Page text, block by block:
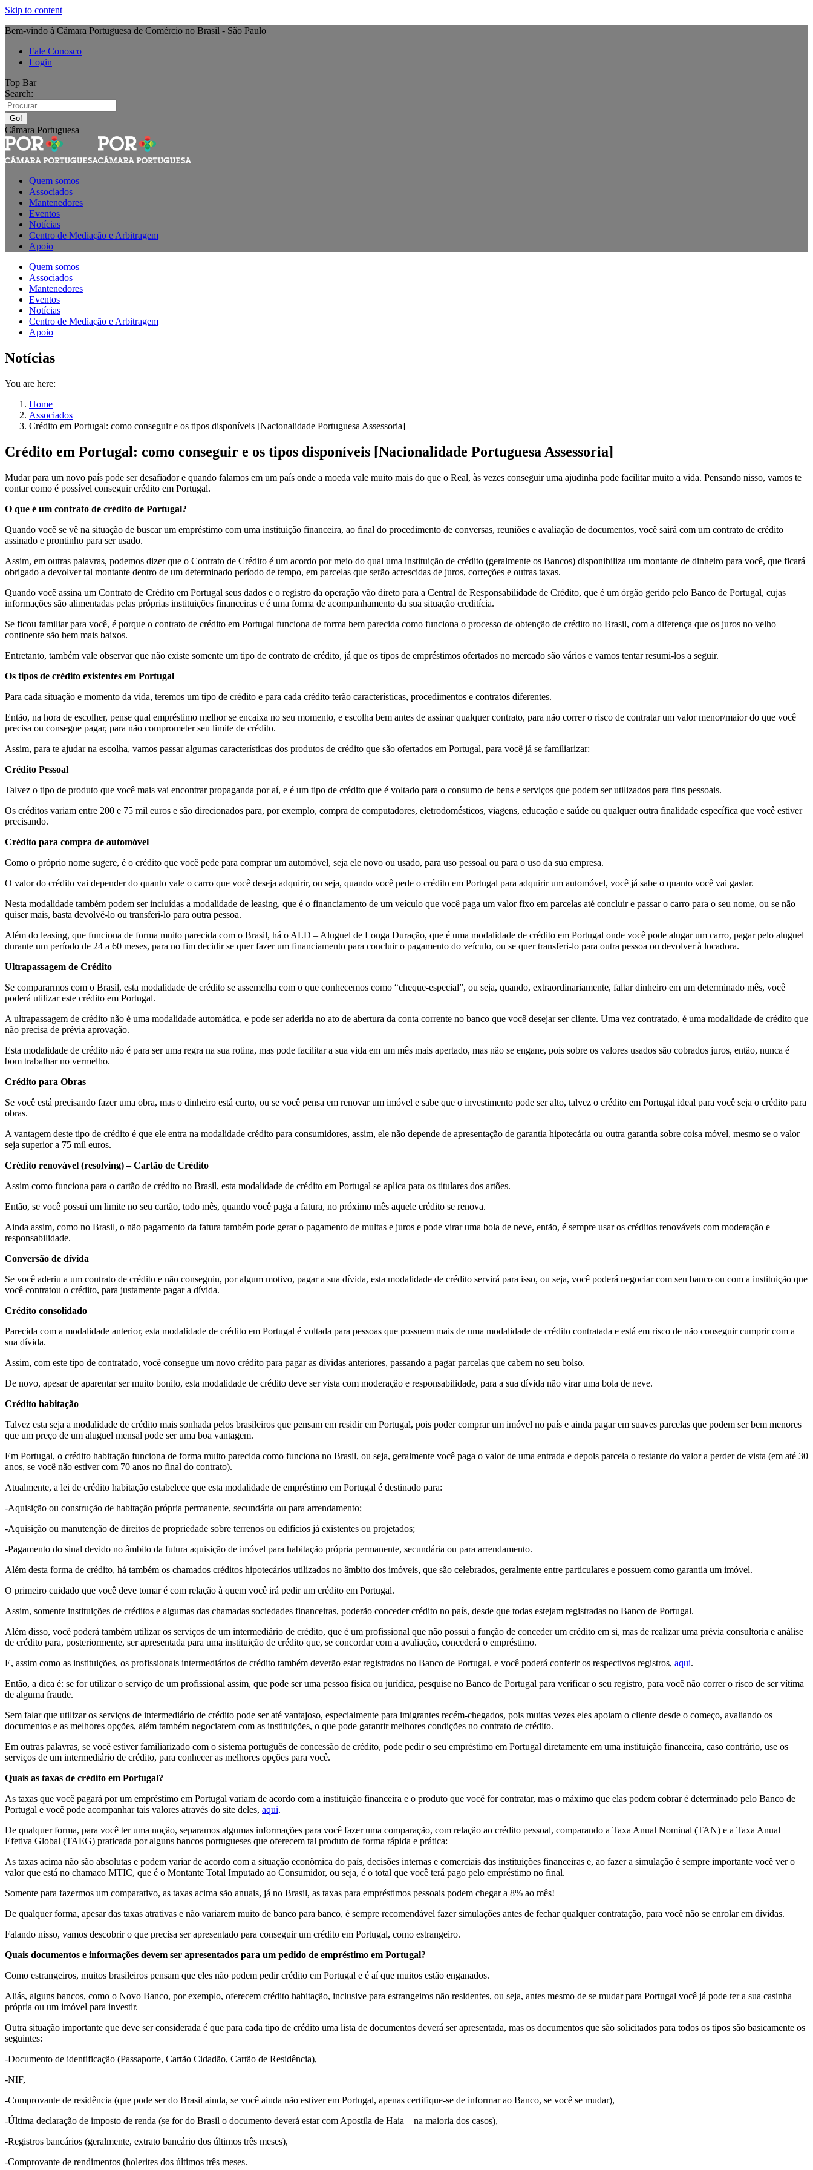
Skip to content
Bem-vindo à Câmara Portuguesa de Comércio no Brasil - São Paulo
Fale Conosco
Login
Top Bar
Search:
Câmara Portuguesa
Quem somos
Associados
Mantenedores
Eventos
Notícias
Centro de Mediação e Arbitragem
Apoio
Quem somos
Associados
Mantenedores
Eventos
Notícias
Centro de Mediação e Arbitragem
Apoio
Notícias
You are here:
Home
Associados
Crédito em Portugal: como conseguir e os tipos disponíveis [Nacionalidade Portuguesa Assessoria]
Crédito em Portugal: como conseguir e os tipos disponíveis [Nacionalidade Portuguesa Assessoria]
Mudar para um novo país pode ser desafiador e quando falamos em um país onde a moeda vale muito mais do que o Real, às vezes conseguir uma ajudinha pode facilitar muito a vida. Pensando nisso, vamos te
contar como é possível conseguir crédito em Portugal.
O que é um contrato de crédito de Portugal?
Quando você se vê na situação de buscar um empréstimo com uma instituição financeira, ao final do procedimento de conversas, reuniões e avaliação de documentos, você sairá com um contrato de crédito
assinado e prontinho para ser usado.
Assim, em outras palavras, podemos dizer que o Contrato de Crédito é um acordo por meio do qual uma instituição de crédito (geralmente os Bancos) disponibiliza um montante de dinheiro para você, que ficará
obrigado a devolver tal montante dentro de um determinado período de tempo, em parcelas que serão acrescidas de juros, correções e outras taxas.
Quando você assina um Contrato de Crédito em Portugal seus dados e o registro da operação vão direto para a Central de Responsabilidade de Crédito, que é um órgão gerido pelo Banco de Portugal, cujas
informações são alimentadas pelas próprias instituições financeiras e é uma forma de acompanhamento da sua situação creditícia.
Se ficou familiar para você, é porque o contrato de crédito em Portugal funciona de forma bem parecida como funciona o processo de obtenção de crédito no Brasil, com a diferença que os juros no velho
continente são bem mais baixos.
Entretanto, também vale observar que não existe somente um tipo de contrato de crédito, já que os tipos de empréstimos ofertados no mercado são vários e vamos tentar resumi-los a seguir.
Os tipos de crédito existentes em Portugal
Para cada situação e momento da vida, teremos um tipo de crédito e para cada crédito terão características, procedimentos e contratos diferentes.
Então, na hora de escolher, pense qual empréstimo melhor se encaixa no seu momento, e escolha bem antes de assinar qualquer contrato, para não correr o risco de contratar um valor menor/maior do que você
precisa ou consegue pagar, para não comprometer seu limite de crédito.
Assim, para te ajudar na escolha, vamos passar algumas características dos produtos de crédito que são ofertados em Portugal, para você já se familiarizar:
Crédito Pessoal
Talvez o tipo de produto que você mais vai encontrar propaganda por aí, e é um tipo de crédito que é voltado para o consumo de bens e serviços que podem ser utilizados para fins pessoais.
Os créditos variam entre 200 e 75 mil euros e são direcionados para, por exemplo, compra de computadores, eletrodomésticos, viagens, educação e saúde ou qualquer outra finalidade específica que você estiver
precisando.
Crédito para compra de automóvel
Como o próprio nome sugere, é o crédito que você pede para comprar um automóvel, seja ele novo ou usado, para uso pessoal ou para o uso da sua empresa.
O valor do crédito vai depender do quanto vale o carro que você deseja adquirir, ou seja, quando você pede o crédito em Portugal para adquirir um automóvel, você já sabe o quanto você vai gastar.
Nesta modalidade também podem ser incluídas a modalidade de leasing, que é o financiamento de um veículo que você paga um valor fixo em parcelas até concluir e passar o carro para o seu nome, ou se não
quiser mais, basta devolvê-lo ou transferi-lo para outra pessoa.
Além do leasing, que funciona de forma muito parecida com o Brasil, há o ALD – Aluguel de Longa Duração, que é uma modalidade de crédito em Portugal onde você pode alugar um carro, pagar pelo aluguel
durante um período de 24 a 60 meses, para no fim decidir se quer fazer um financiamento para concluir o pagamento do veículo, ou se quer transferi-lo para outra pessoa ou devolver à locadora.
Ultrapassagem de Crédito
Se compararmos com o Brasil, esta modalidade de crédito se assemelha com o que conhecemos como “cheque-especial”, ou seja, quando, extraordinariamente, faltar dinheiro em um determinado mês, você
poderá utilizar este crédito em Portugal.
A ultrapassagem de crédito não é uma modalidade automática, e pode ser aderida no ato de abertura da conta corrente no banco que você desejar ser cliente. Uma vez contratado, é uma modalidade de crédito que
não precisa de prévia aprovação.
Esta modalidade de crédito não é para ser uma regra na sua rotina, mas pode facilitar a sua vida em um mês mais apertado, mas não se engane, pois sobre os valores usados são cobrados juros, então, nunca é
bom trabalhar no vermelho.
Crédito para Obras
Se você está precisando fazer uma obra, mas o dinheiro está curto, ou se você pensa em renovar um imóvel e sabe que o investimento pode ser alto, talvez o crédito em Portugal ideal para você seja o crédito para
obras.
A vantagem deste tipo de crédito é que ele entra na modalidade crédito para consumidores, assim, ele não depende de apresentação de garantia hipotecária ou outra garantia sobre coisa móvel, mesmo se o valor
seja superior a 75 mil euros.
Crédito renovável (resolving) – Cartão de Crédito
Assim como funciona para o cartão de crédito no Brasil, esta modalidade de crédito em Portugal se aplica para os titulares dos artões.
Então, se você possui um limite no seu cartão, todo mês, quando você paga a fatura, no próximo mês aquele crédito se renova.
Ainda assim, como no Brasil, o não pagamento da fatura também pode gerar o pagamento de multas e juros e pode virar uma bola de neve, então, é sempre usar os créditos renováveis com moderação e
responsabilidade.
Conversão de dívida
Se você aderiu a um contrato de crédito e não conseguiu, por algum motivo, pagar a sua dívida, esta modalidade de crédito servirá para isso, ou seja, você poderá negociar com seu banco ou com a instituição que
você contratou o crédito, para justamente pagar a dívida.
Crédito consolidado
Parecida com a modalidade anterior, esta modalidade de crédito em Portugal é voltada para pessoas que possuem mais de uma modalidade de crédito contratada e está em risco de não conseguir cumprir com a
sua dívida.
Assim, com este tipo de contratado, você consegue um novo crédito para pagar as dívidas anteriores, passando a pagar parcelas que cabem no seu bolso.
De novo, apesar de aparentar ser muito bonito, esta modalidade de crédito deve ser vista com moderação e responsabilidade, para a sua dívida não virar uma bola de neve.
Crédito habitação
Talvez esta seja a modalidade de crédito mais sonhada pelos brasileiros que pensam em residir em Portugal, pois poder comprar um imóvel no país e ainda pagar em suaves parcelas que podem ser bem menores
que um preço de um aluguel mensal pode ser uma boa vantagem.
Em Portugal, o crédito habitação funciona de forma muito parecida como funciona no Brasil, ou seja, geralmente você paga o valor de uma entrada e depois parcela o restante do valor a perder de vista (em até 30
anos, se você não estiver com 70 anos no final do contrato).
Atualmente, a lei de crédito habitação estabelece que esta modalidade de empréstimo em Portugal é destinado para:
-Aquisição ou construção de habitação própria permanente, secundária ou para arrendamento;
-Aquisição ou manutenção de direitos de propriedade sobre terrenos ou edifícios já existentes ou projetados;
-Pagamento do sinal devido no âmbito da futura aquisição de imóvel para habitação própria permanente, secundária ou para arrendamento.
Além desta forma de crédito, há também os chamados créditos hipotecários utilizados no âmbito dos imóveis, que são celebrados, geralmente entre particulares e possuem como garantia um imóvel.
O primeiro cuidado que você deve tomar é com relação à quem você irá pedir um crédito em Portugal.
Assim, somente instituições de créditos e algumas das chamadas sociedades financeiras, poderão conceder crédito no país, desde que todas estejam registradas no Banco de Portugal.
Além disso, você poderá também utilizar os serviços de um intermediário de crédito, que é um profissional que não possui a função de conceder um crédito em si, mas de realizar uma prévia consultoria e análise
de crédito para, posteriormente, ser apresentada para uma instituição de crédito que, se concordar com a avaliação, concederá o empréstimo.
E, assim como as instituições, os profissionais intermediários de crédito também deverão estar registrados no Banco de Portugal, e você poderá conferir os respectivos registros, aqui.
Então, a dica é: se for utilizar o serviço de um profissional assim, que pode ser uma pessoa física ou jurídica, pesquise no Banco de Portugal para verificar o seu registro, para você não correr o risco de ser vítima
de alguma fraude.
Sem falar que utilizar os serviços de intermediário de crédito pode ser até vantajoso, especialmente para imigrantes recém-chegados, pois muitas vezes eles apoiam o cliente desde o começo, avaliando os
documentos e as melhores opções, além também negociarem com as instituições, o que pode garantir melhores condições no contrato de crédito.
Em outras palavras, se você estiver familiarizado com o sistema português de concessão de crédito, pode pedir o seu empréstimo em Portugal diretamente em uma instituição financeira, caso contrário, use os
serviços de um intermediário de crédito, para conhecer as melhores opções para você.
Quais as taxas de crédito em Portugal?
As taxas que você pagará por um empréstimo em Portugal variam de acordo com a instituição financeira e o produto que você for contratar, mas o máximo que elas podem cobrar é determinado pelo Banco de
Portugal e você pode acompanhar tais valores através do site deles, aqui.
De qualquer forma, para você ter uma noção, separamos algumas informações para você fazer uma comparação, com relação ao crédito pessoal, comparando a Taxa Anual Nominal (TAN) e a Taxa Anual
Efetiva Global (TAEG) praticada por alguns bancos portugueses que oferecem tal produto de forma rápida e prática:
As taxas acima não são absolutas e podem variar de acordo com a situação econômica do país, decisões internas e comerciais das instituições financeiras e, ao fazer a simulação é sempre importante você ver o
valor que está no chamaco MTIC, que é o Montante Total Imputado ao Consumidor, ou seja, é o total que você terá pago pelo empréstimo no final.
Somente para fazermos um comparativo, as taxas acima são anuais, já no Brasil, as taxas para empréstimos pessoais podem chegar a 8% ao mês!
De qualquer forma, apesar das taxas atrativas e não variarem muito de banco para banco, é sempre recomendável fazer simulações antes de fechar qualquer contratação, para você não se enrolar em dívidas.
Falando nisso, vamos descobrir o que precisa ser apresentado para conseguir um crédito em Portugal, como estrangeiro.
Quais documentos e informações devem ser apresentados para um pedido de empréstimo em Portugal?
Como estrangeiros, muitos brasileiros pensam que eles não podem pedir crédito em Portugal e é aí que muitos estão enganados.
Aliás, alguns bancos, como o Novo Banco, por exemplo, oferecem crédito habitação, inclusive para estrangeiros não residentes, ou seja, antes mesmo de se mudar para Portugal você já pode ter a sua casinha
própria ou um imóvel para investir.
Outra situação importante que deve ser considerada é que para cada tipo de crédito uma lista de documentos deverá ser apresentada, mas os documentos que são solicitados para todos os tipos são basicamente os
seguintes:
-Documento de identificação (Passaporte, Cartão Cidadão, Cartão de Residência),
-NIF,
-Comprovante de residência (que pode ser do Brasil ainda, se você ainda não estiver em Portugal, apenas certifique-se de informar ao Banco, se você se mudar),
-Última declaração de imposto de renda (se for do Brasil o documento deverá estar com Apostila de Haia – na maioria dos casos),
-Registros bancários (geralmente, extrato bancário dos últimos três meses),
-Comprovante de rendimentos (holerites dos últimos três meses.